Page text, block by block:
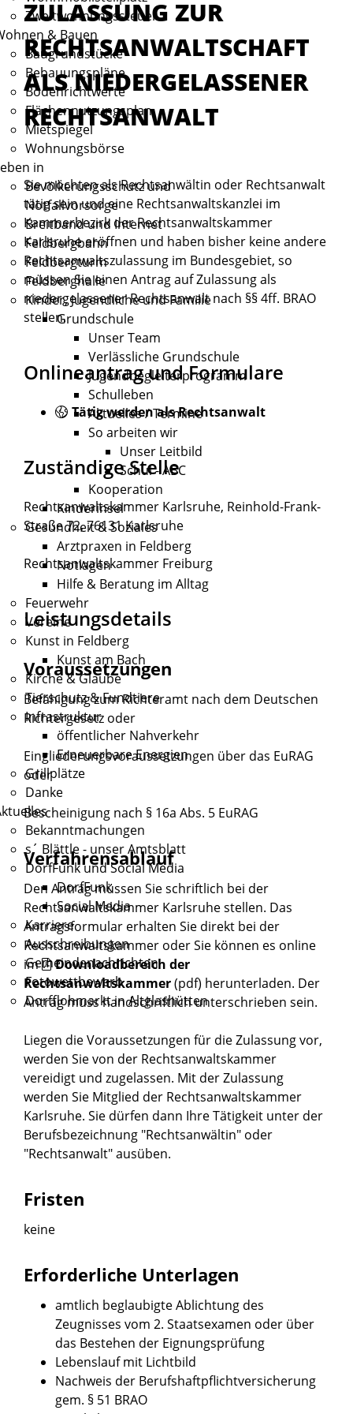
Zweitwohnungssteuer
& Bauen
Baugrundstücke
Bebauungspläne
Bodenrichtwerte
Flächennutzungsplan
Mietspiegel
Wohnungsbörse
in
Bevölkerungsschutz und
Notfallvorsorge
Breitband und Internet
Feldbergbahn
Feldbergturm
Feldberghalle
Kinder, Jugendliche und Familie
Grundschule
Unser Team
Verlässliche Grundschule
Jugendbegleiterprogramm
Schulleben
Aktuelles / Termine
So arbeiten wir
Unser Leitbild
Schul - ABC
Kooperation
Kinderinsel
Gesundheit & Soziales
Arztpraxen in Feldberg
Notlagen
Hilfe & Beratung im Alltag
Feuerwehr
Vereine
Kunst in Feldberg
Kunst am Bach
Kirche & Glaube
Tierschutz & Fundtiere
Infrastruktur
öffentlicher Nahverkehr
Erneuerbare Energien
Grillplätze
Danke
Bekanntmachungen
s´ Blättle - unser Amtsblatt
DorfFunk und Social Media
DorfFunk
Social Media
Karriere
Ausschreibungen
Gemeindenachrichten
Fotowettbewerb
Dorfflohmarkt in Altglashütten
ZULASSUNG ZUR
RECHTSANWALTSCHAFT
ALS NIEDERGELASSENER
RECHTSANWALT
Sie möchten als Rechtsanwältin oder Rechtsanwalt
tätig sein und eine Rechtsanwaltskanzlei im
Kammerbezirk der Rechtsanwaltskammer
Karlsruhe eröffnen und haben bisher keine andere
Rechtsanwaltszulassung im Bundesgebiet, so
müssen Sie einen Antrag auf Zulassung als
niedergelassener Rechtsanwalt nach §§ 4ff. BRAO
stellen.
Onlineantrag und Formulare
Tätig werden als Rechtsanwalt
Zuständige Stelle
Rechtsanwaltskammer Karlsruhe, Reinhold-Frank-
Straße 72, 76131 Karlsruhe
Rechtsanwaltskammer Freiburg
Leistungsdetails
Voraussetzungen
Befähigung zum Richteramt nach dem Deutschen
Richtergesetz oder
Eingliederungsvoraussetzungen über das EuRAG
oder
Bescheinigung nach § 16a Abs. 5 EuRAG
Verfahrensablauf
Den Antrag müssen Sie schriftlich bei der
Rechtsanwaltskammer Karlsruhe stellen. Das
Antragsformular erhalten Sie direkt bei der
Rechtsanwaltskammer oder Sie können es online
im
Downloadbereich der
Rechtsanwaltskammer(pdf) herunterladen. Der
Antrag muss handschriftlich unterschrieben sein.
Liegen die Voraussetzungen für die Zulassung vor,
werden Sie von der Rechtsanwaltskammer
vereidigt und zugelassen. Mit der Zulassung
werden Sie Mitglied der Rechtsanwaltskammer
Karlsruhe. Sie dürfen dann Ihre Tätigkeit unter der
Berufsbezeichnung "Rechtsanwältin" oder
"Rechtsanwalt" ausüben.
Fristen
keine
Erforderliche Unterlagen
amtlich beglaubigte Ablichtung des
Zeugnisses vom 2. Staatsexamen oder über
das Bestehen der Eignungsprüfung
Lebenslauf mit Lichtbild
Nachweis der Berufshaftpflichtversicherung
gem. § 51 BRAO